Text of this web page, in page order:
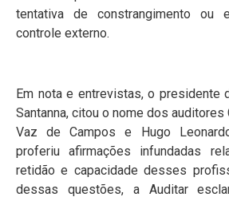
tentativa de constrangimento ou
controle externo.
Em nota e entrevistas, o presidente
Santanna, citou o nome dos auditores
Vaz de Campos e Hugo
proferiu afirmações infundadas
retidão e capacidade desses
dessas questões, a Auditar